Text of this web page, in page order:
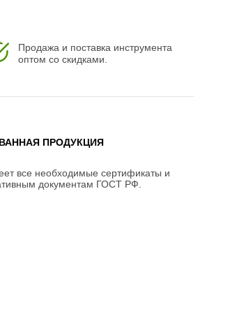
Продажа и поставка инструмента
оптом со скидками.
ПРОДУКЦИЯ
все необходимые сертификаты и
документам ГОСТ РФ.